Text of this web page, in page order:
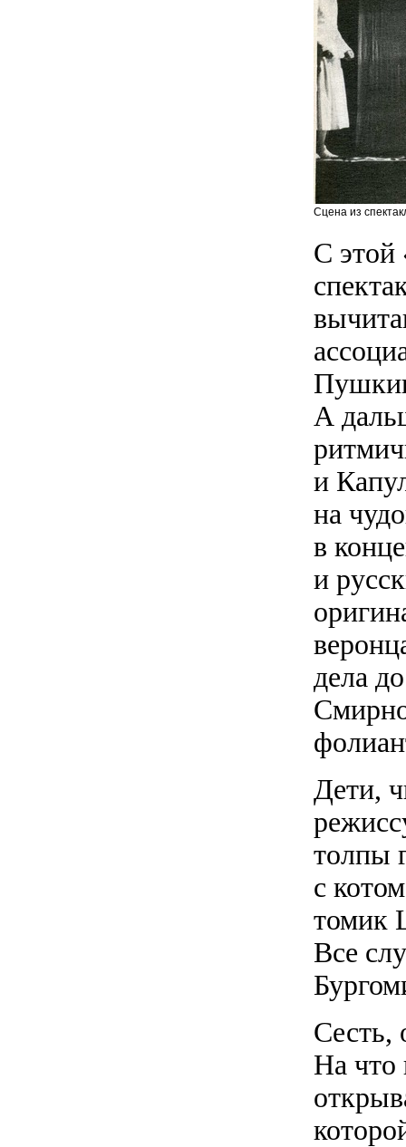
Сцена из
С этой
А
и
на
в
и
дела
Дети,
толпы
с
томик
Все
Сесть,
На что